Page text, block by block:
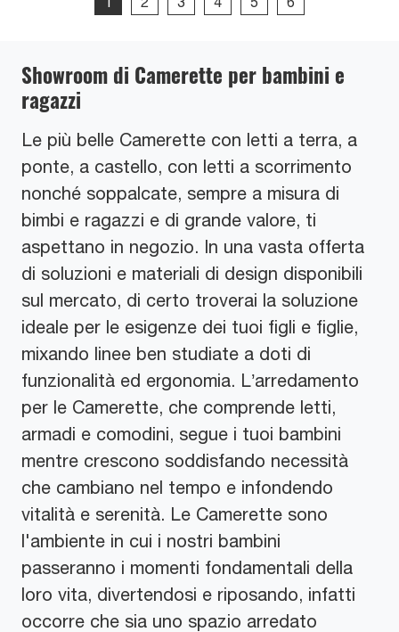
Showroom di Camerette per bambini e
ragazzi
Le più belle Camerette con letti a terra, a
ponte, a castello, con letti a scorrimento
nonché soppalcate, sempre a misura di
bimbi e ragazzi e di grande valore, ti
aspettano in negozio. In una vasta offerta
di soluzioni e materiali di design disponibili
sul mercato, di certo troverai la soluzione
ideale per le esigenze dei tuoi figli e figlie,
mixando linee ben studiate a doti di
funzionalità ed ergonomia. L’arredamento
per le Camerette, che comprende letti,
armadi e comodini, segue i tuoi bambini
mentre crescono soddisfando necessità
che cambiano nel tempo e infondendo
vitalità e serenità. Le Camerette sono
l'ambiente in cui i nostri bambini
passeranno i momenti fondamentali della
loro vita, divertendosi e riposando, infatti
occorre che sia uno spazio arredato